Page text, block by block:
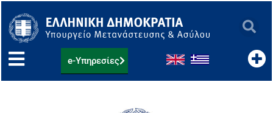
στο
περιεχόμενο
e-Υπηρεσίες